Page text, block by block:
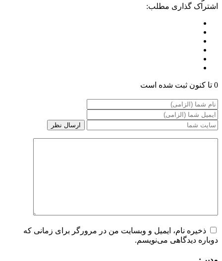
اشتراک گذاری مطلب:
0 تا کنون ثبت شده است
ذخیره نام، ایمیل و وبسایت من در مرورگر برای زمانی که
دوباره دیدگاهی می‌نویسم.